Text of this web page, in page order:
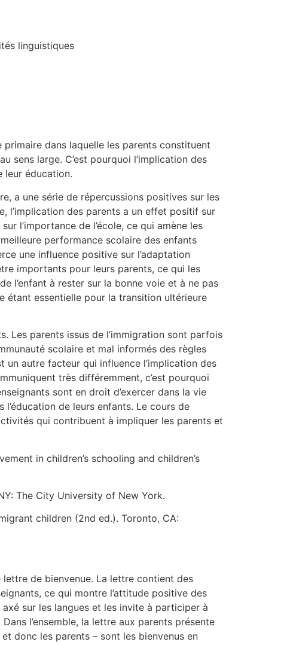
linguistiques
dans laquelle les parents constituent
sens large. C’est pourquoi l’implication des
leur éducation.
a une série de répercussions positives sur les
l’implication des parents a un effet positif sur
l’importance de l’école, ce qui amène les
performance scolaire des enfants
une influence positive sur l’adaptation
importants pour leurs parents, ce qui les
l’enfant à rester sur la bonne voie et à ne pas
étant essentielle pour la transition ultérieure
Les parents issus de l’immigration sont parfois
scolaire et mal informés des règles
un autre facteur qui influence l’implication des
très différemment, c’est pourquoi
sont en droit d’exercer dans la vie
de leurs enfants. Le cours de
qui contribuent à impliquer les parents et
in children’s schooling and children’s
The City University of New York.
children (2nd ed.). Toronto, CA:
de bienvenue. La lettre contient des
ce qui montre l’attitude positive des
sur les langues et les invite à participer à
l’ensemble, la lettre aux parents présente
donc les parents – sont les bienvenus en